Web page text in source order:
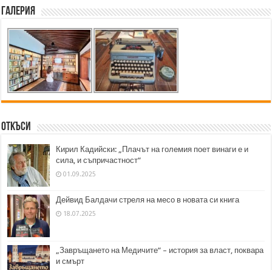
Галерия
Откъси
Кирил Кадийски: „Плачът на големия поет винаги е и
сила, и съпричастност“
01.09.2025
Дейвид Балдачи стреля на месо в новата си книга
18.07.2025
„Завръщането на Медичите“ – история за власт, поквара
и смърт